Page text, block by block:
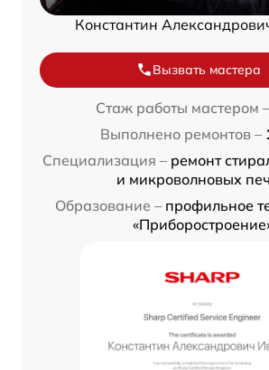
Константин
Вызвать мастера
Стаж работы мастером –
Выполнено ремонтов –
Специализация – ремонт
и микроволновых
Образование – профильное